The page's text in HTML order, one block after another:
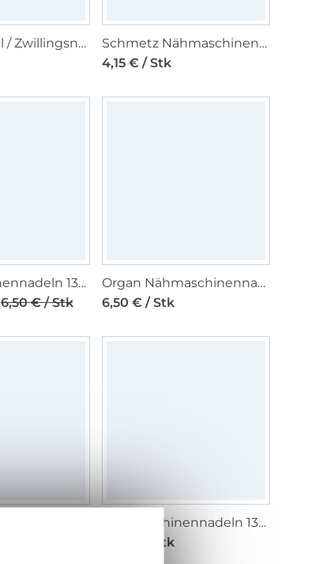
Doppelnadel / Zwillingsnadel 130/705, Stretch 75/2,5 mm
Schmetz Nähmaschinennadel 130/705 H-S, Stretch 75 - 90
4,15 € / Stk
Nähmaschinennadeln 130/705, Stretch 90
6,50 € / Stk
Organ Nähmaschinennadeln Super Stretch 75
6,50 € / Stk
Nähmaschinennadeln 130/705, Stretch 75
6,50 € / Stk